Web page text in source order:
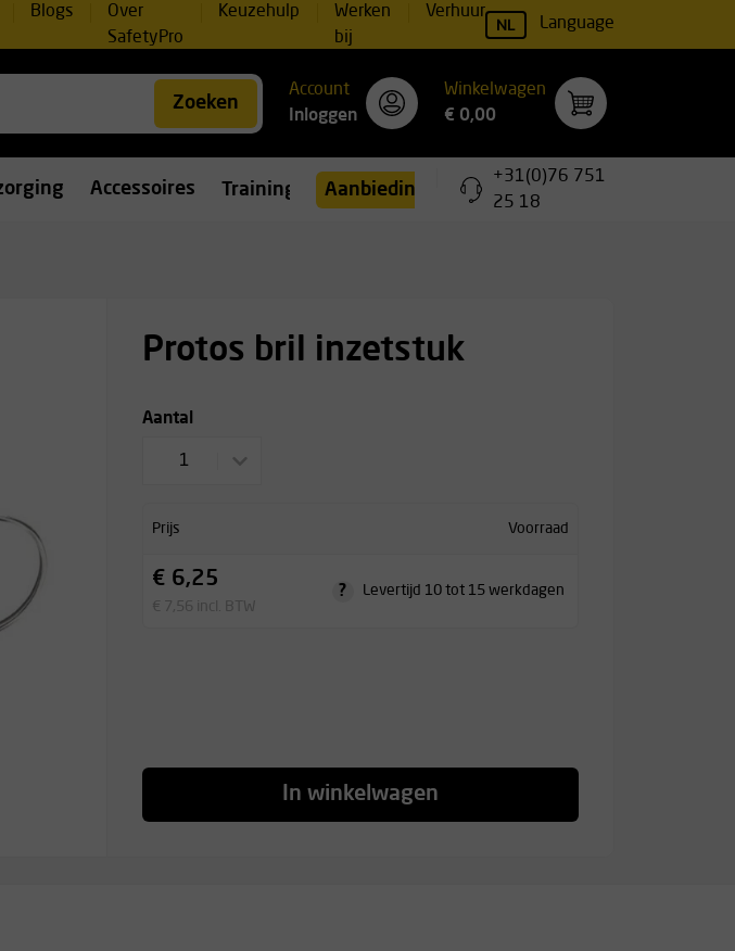
Blogs
Over
SafetyPro
Keuzehulp
Werken
bij
Verhuur
NL Language
Zoeken
Account
Inloggen
Winkelwagen
€ 0,00
Accessoires Trainingen Aanbiedingen
+31(0)76 751
25 18
Protos bril inzetstuk
Aantal
1
Prijs Voorraad
€ 6,25
€ 7,56 incl. BTW
? Levertijd 10 tot 15 werkdagen
In winkelwagen